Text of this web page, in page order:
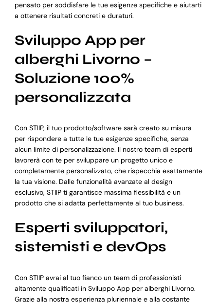
pensato per soddisfare le tue esigenze specifiche e aiutarti
a ottenere risultati concreti e duraturi.
Sviluppo App per
alberghi Livorno –
Soluzione 100%
personalizzata
Con STIIP, il tuo prodotto/software sarà creato su misura
per rispondere a tutte le tue esigenze specifiche, senza
alcun limite di personalizzazione. Il nostro team di esperti
lavorerà con te per sviluppare un progetto unico e
completamente personalizzato, che rispecchia esattamente
la tua visione. Dalle funzionalità avanzate al design
esclusivo, STIIP ti garantisce massima flessibilità e un
prodotto che si adatta perfettamente al tuo business.
Esperti sviluppatori,
sistemisti e devOps
Con STIIP avrai al tuo fianco un team di professionisti
altamente qualificati in Sviluppo App per alberghi Livorno.
Grazie alla nostra esperienza pluriennale e alla costante